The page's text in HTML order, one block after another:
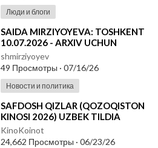
Люди и блоги
⁣⁣SAIDA MIRZIYOYEVA: TOSHKENT
10.07.2026 - ARXIV UCHUN
shmirziyoyev
49 Просмотры · 07/16/26
Новости и политика
⁣SAFDOSH QIZLAR (QOZOQISTON
KINOSI 2026) UZBEK TILDIA
KinoKoinot
24,662 Просмотры · 06/23/26